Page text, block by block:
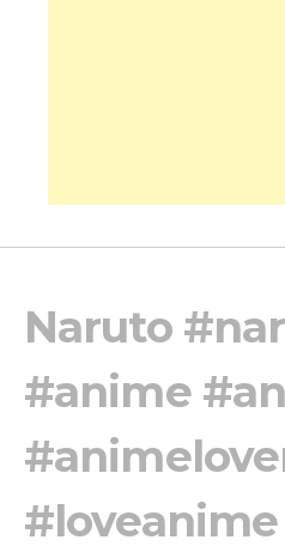
Naruto
#anime
#loveanime